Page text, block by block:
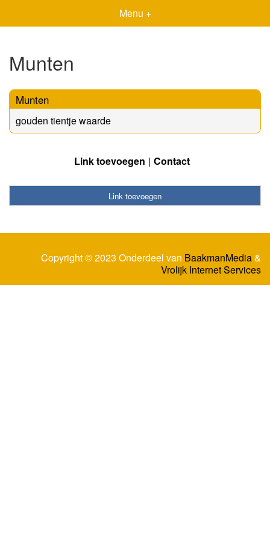
Menu +
Munten
Munten
gouden tientje waarde
Link toevoegen Contact
Link toevoegen
Copyright © 2023 Onderdeel van BaakmanMedia&
Vrolijk Internet Services